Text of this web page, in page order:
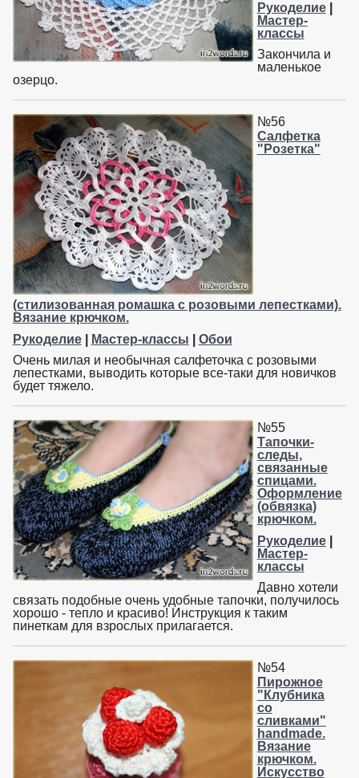
Рукоделие|
Мастер-
классы
Закончила и
маленькое
озерцо.
№56
Салфетка
"Розетка"
(стилизованная ромашка с розовыми лепестками).
Вязание крючком.
Рукоделие| Мастер-классы
Обои
Очень милая и необычная салфеточка с розовыми
лепестками, выводить которые все-таки для новичков
будет тяжело.
№55
Тапочки-
следы,
связанные
спицами.
Оформление
(обвязка)
крючком.
Рукоделие|
Мастер-
классы
Давно хотели
связать подобные очень удобные тапочки, получилось
хорошо - тепло и красиво! Инструкция к таким
пинеткам для взрослых прилагается.
№54
Пирожное
"Клубника
со
сливками"
handmade.
Вязание
крючком.
Искусство